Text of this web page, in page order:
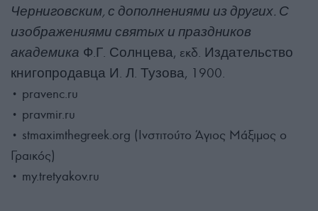
Черниговским, с дополнениями из других. С
изображениями святых и праздников
академика Ф.Г. Солнцева, εκδ. Издательство
книгопродавца И. Л. Тузова, 1900.
• pravenc.ru
• pravmir.ru
• stmaximthegreek.org (Ινστιτούτο Άγιος Μάξιμος ο
Γραικός)
• my.tretyakov.ru